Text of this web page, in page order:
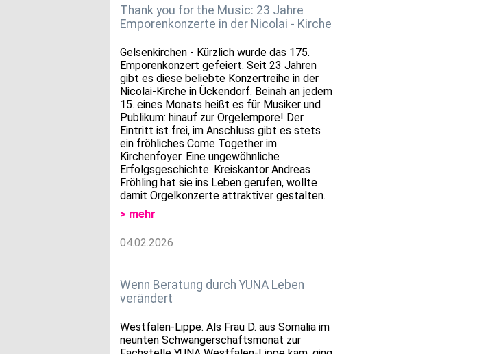
Thank you for the Music: 23 Jahre
Emporenkonzerte in der Nicolai - Kirche
Gelsenkirchen - Kürzlich wurde das 175.
Emporenkonzert gefeiert. Seit 23 Jahren
gibt es diese beliebte Konzertreihe in der
Nicolai-Kirche in Ückendorf. Beinah an jedem
15. eines Monats heißt es für Musiker und
Publikum: hinauf zur Orgelempore! Der
Eintritt ist frei, im Anschluss gibt es stets
ein fröhliches Come Together im
Kirchenfoyer. Eine ungewöhnliche
Erfolgsgeschichte. Kreiskantor Andreas
Fröhling hat sie ins Leben gerufen, wollte
damit Orgelkonzerte attraktiver gestalten.
> mehr
04.02.2026
Wenn Beratung durch YUNA Leben
verändert
Westfalen-Lippe. Als Frau D. aus Somalia im
neunten Schwangerschaftsmonat zur